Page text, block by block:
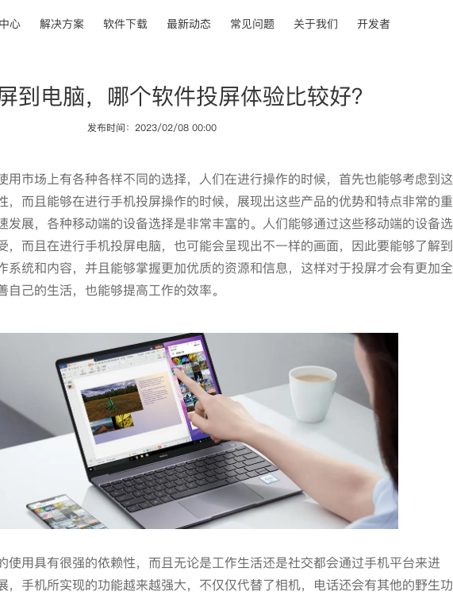
心 解决方案 软件下载 最新动态 常见问题 关于我们 开发者
到电脑，哪个软件投屏体验比较好？
发布时间：2023/02/08 00:00
用市场上有各种各样不同的选择，人们在进行操作的时候，首先也能够考虑到这
，而且能够在进行手机投屏操作的时候，展现出这些产品的优势和特点非常的重
发展，各种移动端的设备选择是非常丰富的。人们能够通过这些移动端的设备选
，而且在进行手机投屏电脑，也可能会呈现出不一样的画面，因此要能够了解到
系统和内容，并且能够掌握更加优质的资源和信息，这样对于投屏才会有更加全
己的生活，也能够提高工作的效率。
使用具有很强的依赖性，而且无论是工作生活还是社交都会通过手机平台来进
，手机所实现的功能越来越强大，不仅仅代替了相机，电话还会有其他的野生功